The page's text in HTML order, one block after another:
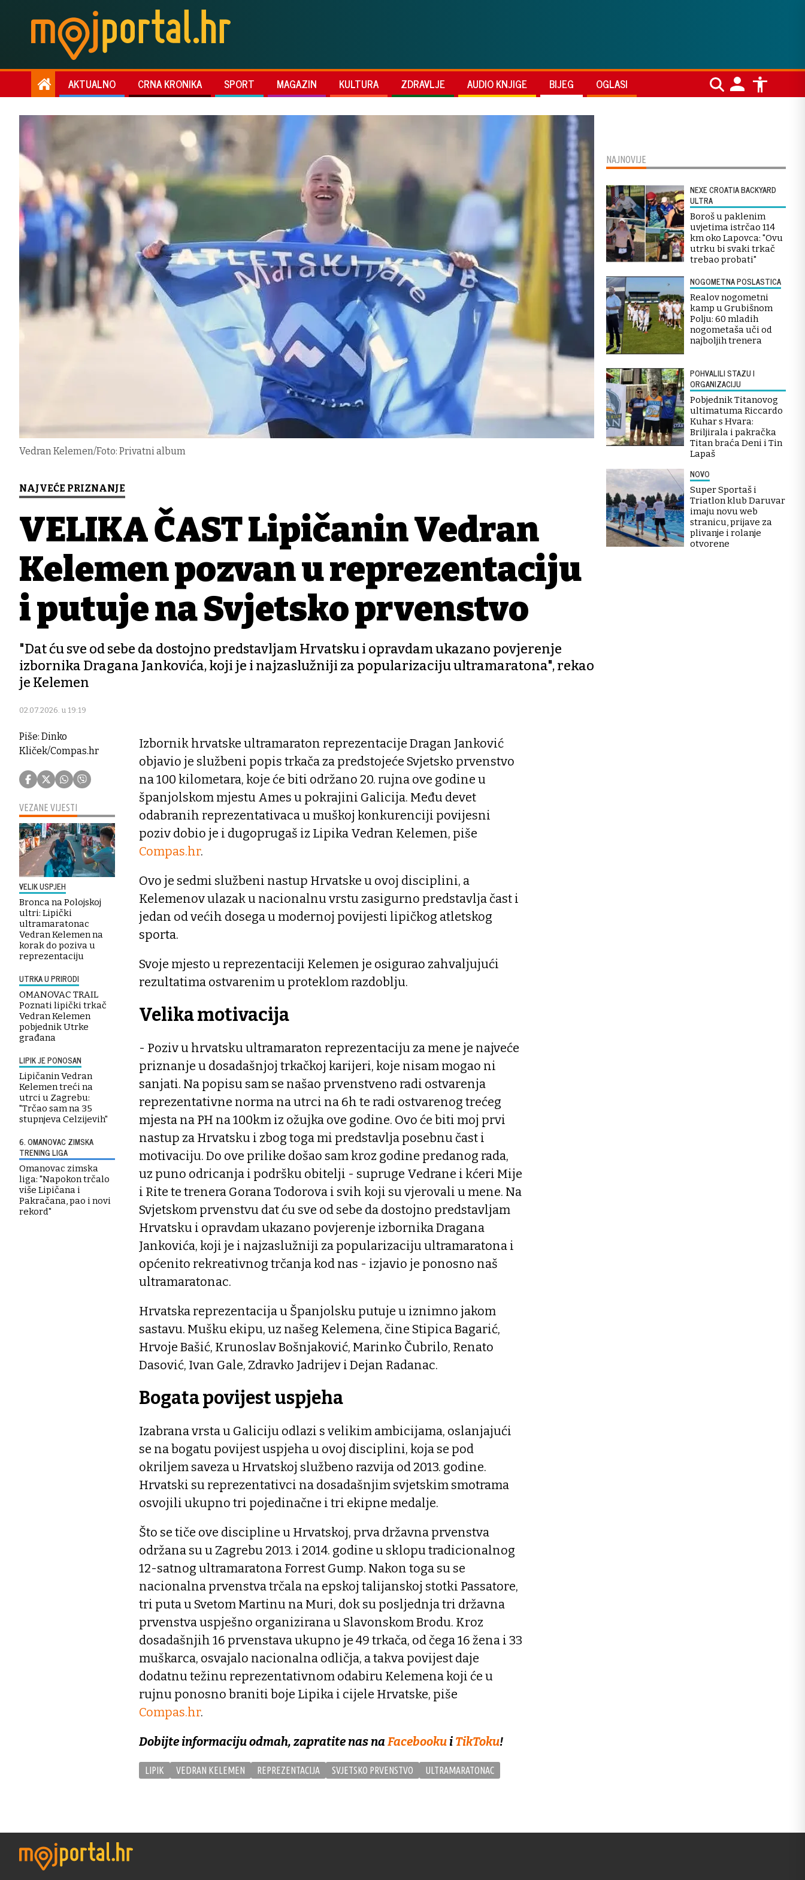
AKTUALNO CRNA KRONIKA SPORT MAGAZIN KULTURA ZDRAVLJE AUDIO KNJIGE BIJEG OGLASI
Vedran Kelemen/Foto: Privatni album
NAJVEĆE PRIZNANJE
VELIKA ČAST Lipičanin Vedran
Kelemen pozvan u reprezentaciju
i putuje na Svjetsko prvenstvo
"Dat ću sve od sebe da dostojno predstavljam Hrvatsku i opravdam ukazano povjerenje
izbornika Dragana Jankovića, koji je i najzaslužniji za popularizaciju ultramaratona", rekao
je Kelemen
02.07.2026. u 19:19
Piše: Dinko
Kliček/Compas.hr
VEZANE VIJESTI
VELIK USPJEH
Bronca na Polojskoj
ultri: Lipički
ultramaratonac
Vedran Kelemen na
korak do poziva u
reprezentaciju
UTRKA U PRIRODI
OMANOVAC TRAIL
Poznati lipički trkač
Vedran Kelemen
pobjednik Utrke
građana
LIPIK JE PONOSAN
Lipičanin Vedran
Kelemen treći na
utrci u Zagrebu:
"Trčao sam na 35
stupnjeva Celzijevih"
6. OMANOVAC ZIMSKA
TRENING LIGA
Omanovac zimska
liga: "Napokon trčalo
više Lipičana i
Pakračana, pao i novi
rekord"
Izbornik hrvatske ultramaraton reprezentacije Dragan Janković
objavio je službeni popis trkača za predstojeće Svjetsko prvenstvo
na 100 kilometara, koje će biti održano 20. rujna ove godine u
španjolskom mjestu Ames u pokrajini Galicija. Među devet
odabranih reprezentativaca u muškoj konkurenciji povijesni
poziv dobio je i dugoprugaš iz Lipika Vedran Kelemen, piše
Compas.hr.
Ovo je sedmi službeni nastup Hrvatske u ovoj disciplini, a
Kelemenov ulazak u nacionalnu vrstu zasigurno predstavlja čast i
jedan od većih dosega u modernoj povijesti lipičkog atletskog
sporta.
Svoje mjesto u reprezentaciji Kelemen je osigurao zahvaljujući
rezultatima ostvarenim u proteklom razdoblju.
Velika motivacija
- Poziv u hrvatsku ultramaraton reprezentaciju za mene je najveće
priznanje u dosadašnjoj trkačkoj karijeri, koje nisam mogao ni
sanjati. Na popisu sam se našao prvenstveno radi ostvarenja
reprezentativne norma na utrci na 6h te radi ostvarenog trećeg
mjesta na PH na 100km iz ožujka ove godine. Ovo će biti moj prvi
nastup za Hrvatsku i zbog toga mi predstavlja posebnu čast i
motivaciju. Do ove prilike došao sam kroz godine predanog rada,
uz puno odricanja i podršku obitelji - supruge Vedrane i kćeri Mije
i Rite te trenera Gorana Todorova i svih koji su vjerovali u mene. Na
Svjetskom prvenstvu dat ću sve od sebe da dostojno predstavljam
Hrvatsku i opravdam ukazano povjerenje izbornika Dragana
Jankovića, koji je i najzaslužniji za popularizaciju ultramaratona i
općenito rekreativnog trčanja kod nas - izjavio je ponosno naš
ultramaratonac.
Hrvatska reprezentacija u Španjolsku putuje u iznimno jakom
sastavu. Mušku ekipu, uz našeg Kelemena, čine Stipica Bagarić,
Hrvoje Bašić, Krunoslav Bošnjaković, Marinko Čubrilo, Renato
Dasović, Ivan Gale, Zdravko Jadrijev i Dejan Radanac.
Bogata povijest uspjeha
Izabrana vrsta u Galiciju odlazi s velikim ambicijama, oslanjajući
se na bogatu povijest uspjeha u ovoj disciplini, koja se pod
okriljem saveza u Hrvatskoj službeno razvija od 2013. godine.
Hrvatski su reprezentativci na dosadašnjim svjetskim smotrama
osvojili ukupno tri pojedinačne i tri ekipne medalje.
Što se tiče ove discipline u Hrvatskoj, prva državna prvenstva
održana su u Zagrebu 2013. i 2014. godine u sklopu tradicionalnog
12-satnog ultramaratona Forrest Gump. Nakon toga su se
nacionalna prvenstva trčala na epskoj talijanskoj stotki Passatore,
tri puta u Svetom Martinu na Muri, dok su posljednja tri državna
prvenstva uspješno organizirana u Slavonskom Brodu. Kroz
dosadašnjih 16 prvenstava ukupno je 49 trkača, od čega 16 žena i 33
muškarca, osvajalo nacionalna odličja, a takva povijest daje
dodatnu težinu reprezentativnom odabiru Kelemena koji će u
rujnu ponosno braniti boje Lipika i cijele Hrvatske, piše
Compas.hr.
Dobijte informaciju odmah, zapratite nas na Facebooku i TikToku!
LIPIK VEDRAN KELEMEN REPREZENTACIJA SVJETSKO PRVENSTVO ULTRAMARATONAC
NAJNOVIJE
NEXE CROATIA BACKYARD
ULTRA
Boroš u paklenim
uvjetima istrčao 114
km oko Lapovca: "Ovu
utrku bi svaki trkač
trebao probati"
NOGOMETNA POSLASTICA
Realov nogometni
kamp u Grubišnom
Polju: 60 mladih
nogometaša uči od
najboljih trenera
POHVALILI STAZU I
ORGANIZACIJU
Pobjednik Titanovog
ultimatuma Riccardo
Kuhar s Hvara:
Briljirala i pakračka
Titan braća Deni i Tin
Lapaš
NOVO
Super Sportaš i
Triatlon klub Daruvar
imaju novu web
stranicu, prijave za
plivanje i rolanje
otvorene